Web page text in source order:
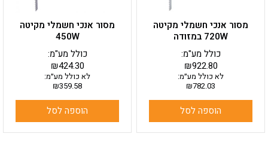
מסור אנכי חשמלי מקיטה
720W במזודה
₪922.80
כולל מע"מ:
לא כולל מע״מ:
₪782.03
הוספה לסל
מסור אנכי חשמלי מקיטה
450W
₪424.30
כולל מע"מ:
לא כולל מע״מ:
₪359.58
הוספה לסל